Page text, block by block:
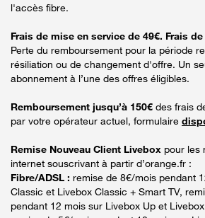
l'accès fibre.
Frais de mise en service de 49€. Frais
Perte du remboursement pour la période
résiliation ou de changement d'offre. Un
abonnement à l’une des offres éligibles.
Remboursement jusqu’à 150€ des frais
par votre opérateur actuel, formulaire
Remise Nouveau Client Livebox pour les
internet souscrivant à partir d’orange.fr :
Fibre/ADSL : remise de 8€/mois pendant
Classic et Livebox Classic + Smart TV,
pendant 12 mois sur Livebox Up et